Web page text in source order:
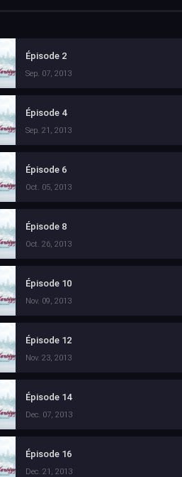
Épisode 2
Sep. 07, 2013
Épisode 4
Sep. 21, 2013
Épisode 6
Oct. 05, 2013
Épisode 8
Oct. 26, 2013
Épisode 10
Nov. 09, 2013
Épisode 12
Nov. 23, 2013
Épisode 14
Dec. 07, 2013
Épisode 16
Dec. 21, 2013